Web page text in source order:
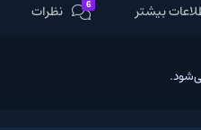
نظرات سوالات